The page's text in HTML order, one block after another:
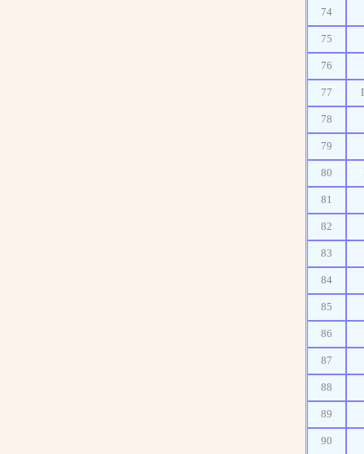
74
75
76
77
78
79
80
81
82
83
84
85
86
87
88
89
90